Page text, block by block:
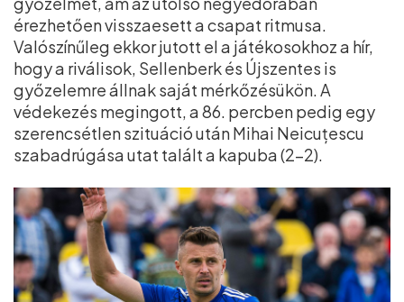
érezhetően visszaesett a csapat ritmusa.
Valószínűleg ekkor jutott el a játékosokhoz a hír,
hogy a riválisok, Sellenberk és Újszentes is
győzelemre állnak saját mérkőzésükön. A
védekezés megingott, a 86. percben pedig egy
szerencsétlen szituáció után Mihai Neicuțescu
szabadrúgása utat talált a kapuba (2–2).